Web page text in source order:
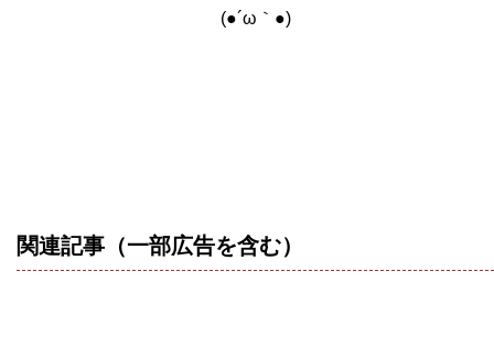
(●´ω｀●)
関連記事（一部広告を含む）